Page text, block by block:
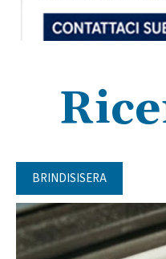
BRINDISISERA